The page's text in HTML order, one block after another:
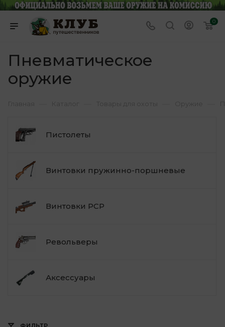
0
Пневматическое
оружие
Пистолеты
Винтовки пружинно-поршневые
Винтовки PCP
Револьверы
Аксессуары